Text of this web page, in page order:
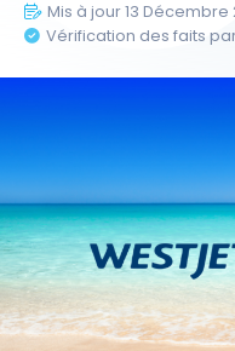
Mis à jour 13 Décembre
Vérification des faits